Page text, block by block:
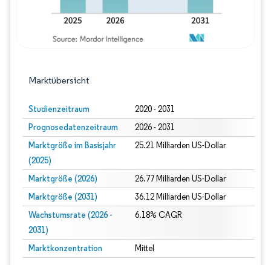
Marktübersicht
Studienzeitraum 2020 - 2031
Prognosedatenzeitraum 2026 - 2031
Marktgröße im Basisjahr
(2025)
25.21 Milliarden US-Dollar
Marktgröße (2026) 26.77 Milliarden US-Dollar
Marktgröße (2031) 36.12 Milliarden US-Dollar
Wachstumsrate (2026 -
2031)
6.18% CAGR
Marktkonzentration Mittel